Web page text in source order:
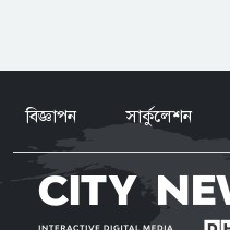
বিজ্ঞাপন সার্কুলেশন